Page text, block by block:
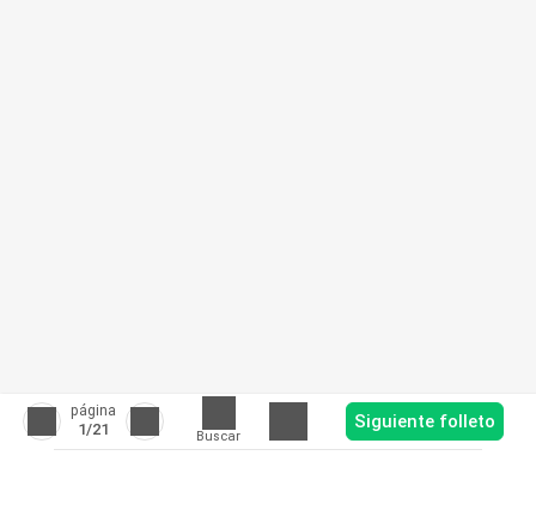
página
1/21 Buscar
Siguiente folleto